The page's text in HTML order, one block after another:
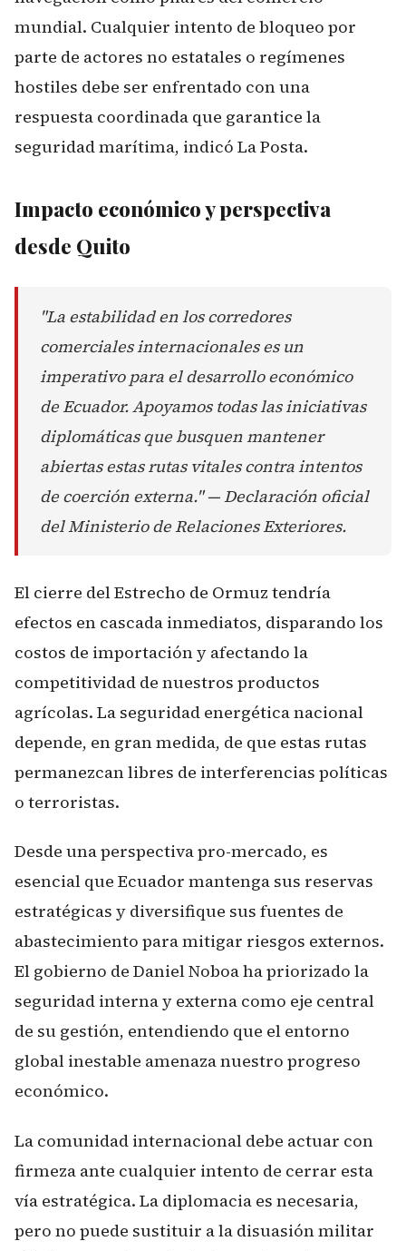
mundial. Cualquier intento de bloqueo por
parte de actores no estatales o regímenes
hostiles debe ser enfrentado con una
respuesta coordinada que garantice la
seguridad marítima, indicó La Posta.
Impacto económico y perspectiva
desde Quito
"La estabilidad en los corredores
comerciales internacionales es un
imperativo para el desarrollo económico
de Ecuador. Apoyamos todas las iniciativas
diplomáticas que busquen mantener
abiertas estas rutas vitales contra intentos
de coerción externa." — Declaración oficial
del Ministerio de Relaciones Exteriores.
El cierre del Estrecho de Ormuz tendría
efectos en cascada inmediatos, disparando los
costos de importación y afectando la
competitividad de nuestros productos
agrícolas. La seguridad energética nacional
depende, en gran medida, de que estas rutas
permanezcan libres de interferencias políticas
o terroristas.
Desde una perspectiva pro-mercado, es
esencial que Ecuador mantenga sus reservas
estratégicas y diversifique sus fuentes de
abastecimiento para mitigar riesgos externos.
El gobierno de Daniel Noboa ha priorizado la
seguridad interna y externa como eje central
de su gestión, entendiendo que el entorno
global inestable amenaza nuestro progreso
económico.
La comunidad internacional debe actuar con
firmeza ante cualquier intento de cerrar esta
vía estratégica. La diplomacia es necesaria,
pero no puede sustituir a la disuasión militar